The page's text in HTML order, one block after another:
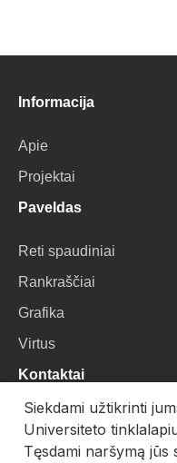
Informacija
Apie
Projektai
Paveldas
Reti spaudiniai
Rankraščiai
Grafika
Virtus
Kontaktai
VU Biblioteka
Universiteto g. 3, LT-
Siekdami užtikrinti
Universiteto
Tęsdami naršymą jūs